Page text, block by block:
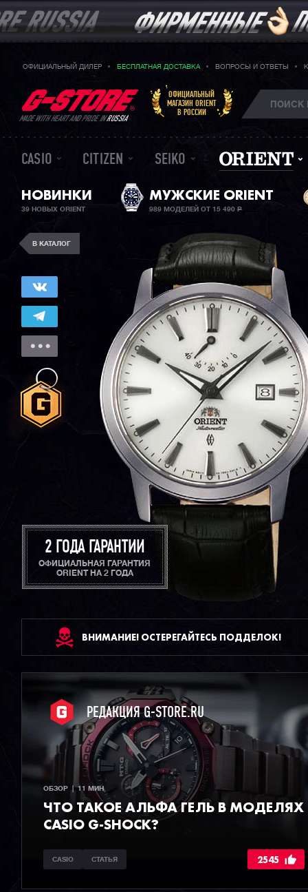
ОФИЦИАЛЬНЫЙ ДИЛЕР БЕСПЛАТНАЯ ДОСТАВКА ВОПРОСЫ И ОТВЕТЫ
MADE WITH HEART AND PRIDE INRUSSIA
ОФИЦИАЛЬНЫЙ
МАГАЗИН ORIENT
В РОССИИ
CASIO CITIZEN SEIKO
НОВИНКИ
39 НОВЫХ ORIENT
МУЖСКИЕ ORIENT
989 МОДЕЛЕЙ ОТ 15 490Р
В КАТАЛОГ
2 ГОДА ГАРАНТИИ
ОФИЦИАЛЬНАЯ ГАРАНТИЯ
ORIENT НА 2 ГОДА
ВНИМАНИЕ! ОСТЕРЕГАЙТЕСЬ ПОДДЕЛОК!
РЕДАКЦИЯ G-STORE.RU
ОБЗОР  |  11 МИН
ЧТО ТАКОЕ АЛЬФА ГЕЛЬ В МОДЕЛЯХ
CASIO G-SHOCK?
CASIO СТАТЬЯ 2545